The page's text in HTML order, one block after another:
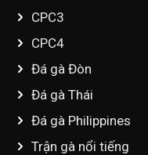
CPC3
CPC4
Đá gà Đòn
Đá gà Thái
Đá gà Philippines
Trận gà nổi tiếng